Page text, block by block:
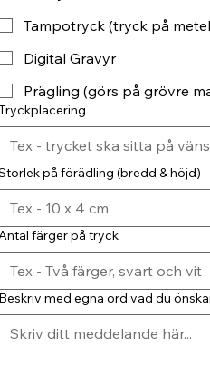
Tampotryck (tryck på
Digital Gravyr
Prägling (görs på grövre
på förädling (bredd & höjd)
färger på tryck
med egna ord vad du